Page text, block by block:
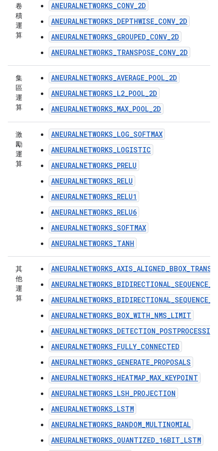
卷
積
運
算
ANEURALNETWORKS_CONV_2D
ANEURALNETWORKS_DEPTHWISE_CONV_2D
ANEURALNETWORKS_GROUPED_CONV_2D
ANEURALNETWORKS_TRANSPOSE_CONV_2D
集
區
運
算
ANEURALNETWORKS_AVERAGE_POOL_2D
ANEURALNETWORKS_L2_POOL_2D
ANEURALNETWORKS_MAX_POOL_2D
激
勵
運
算
ANEURALNETWORKS_LOG_SOFTMAX
ANEURALNETWORKS_LOGISTIC
ANEURALNETWORKS_PRELU
ANEURALNETWORKS_RELU
ANEURALNETWORKS_RELU1
ANEURALNETWORKS_RELU6
ANEURALNETWORKS_SOFTMAX
ANEURALNETWORKS_TANH
其
他
運
算
ANEURALNETWORKS_BOX_WITH_NMS_LIMIT
ANEURALNETWORKS_FULLY_CONNECTED
ANEURALNETWORKS_GENERATE_PROPOSALS
ANEURALNETWORKS_HEATMAP_MAX_KEYPOINT
ANEURALNETWORKS_LSH_PROJECTION
ANEURALNETWORKS_LSTM
ANEURALNETWORKS_RANDOM_MULTINOMIAL
ANEURALNETWORKS_QUANTIZED_16BIT_LSTM